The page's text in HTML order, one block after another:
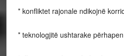
* konfliktet rajonale ndikojnë
* teknologjitë ushtarake